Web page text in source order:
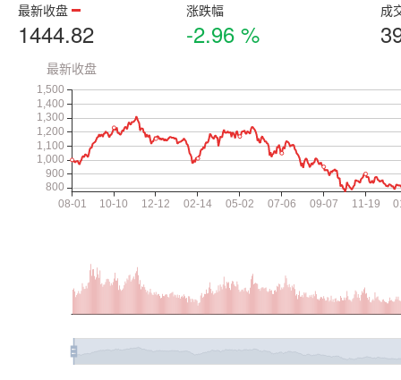
最新收盘
1444.82
涨跌幅
-2.96 %
成